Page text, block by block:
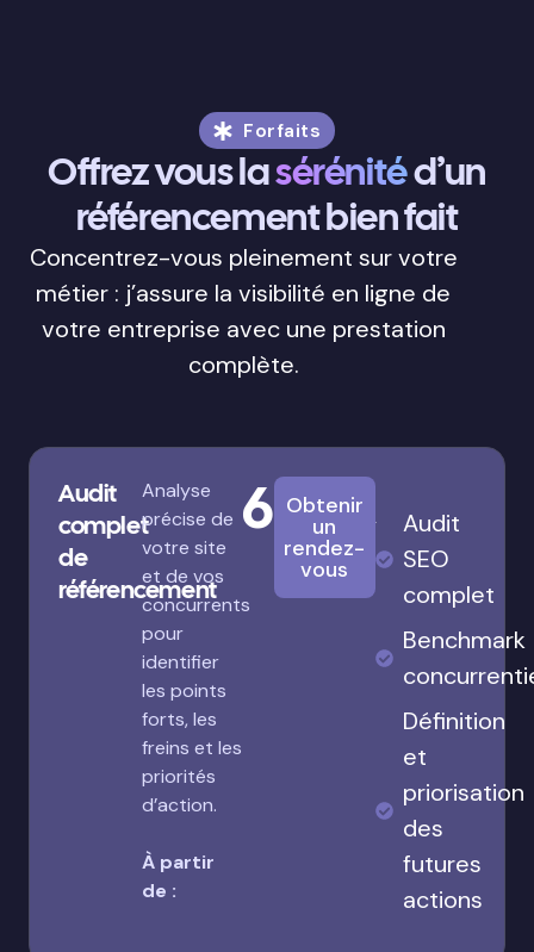
Forfaits
Offrez vous lasérénitéd’un
référencement bien fait
Concentrez-vous pleinement sur votre
métier : j’assure la visibilité en ligne de
votre entreprise avec une prestation
complète.
Audit
complet
de
référencement
Analyse
précise de
votre site
et de vos
concurrents
pour
identifier
les points
forts, les
freins et les
priorités
d’action.
À partir
de :
680€
Obtenir
un
rendez-
vous
Audit
SEO
complet
Benchmark
Définition
et
priorisation
des
futures
actions